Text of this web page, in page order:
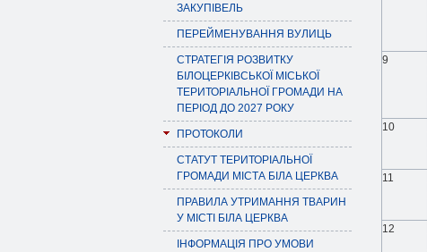
ЗАКУПІВЕЛЬ
ПЕРЕЙМЕНУВАННЯ ВУЛИЦЬ
СТРАТЕГІЯ РОЗВИТКУ
БІЛОЦЕРКІВСЬКОЇ МІСЬКОЇ
ТЕРИТОРІАЛЬНОЇ ГРОМАДИ НА
ПЕРІОД ДО 2027 РОКУ
ПРОТОКОЛИ
СТАТУТ ТЕРИТОРІАЛЬНОЇ
ГРОМАДИ МІСТА БІЛА ЦЕРКВА
ПРАВИЛА УТРИМАННЯ ТВАРИН
У МІСТІ БІЛА ЦЕРКВА
ІНФОРМАЦІЯ ПРО УМОВИ
9
10
11
12